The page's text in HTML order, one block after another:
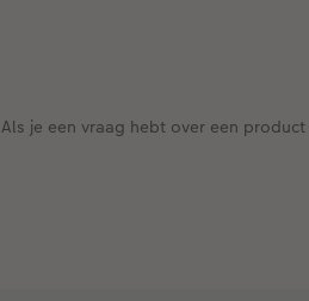
Als je een vraag hebt over een